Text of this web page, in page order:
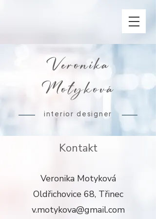
Veronika
Motyková
interior designer
Kontakt
Veronika Motyková
Oldřichovice 68, Třinec
v.motykova@gmail.com